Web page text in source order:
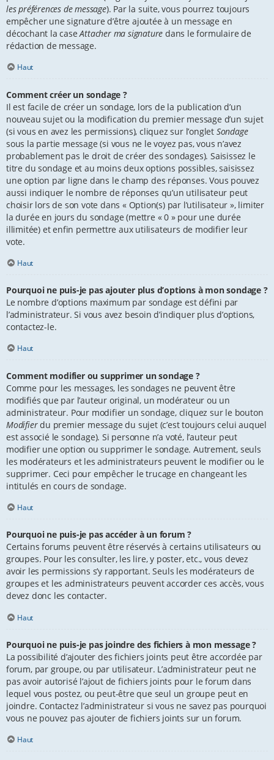
les préférences de message). Par la suite, vous pourrez toujours
empêcher une signature d’être ajoutée à un message en
décochant la caseAttacher ma signature dans le formulaire de
rédaction de message.
Haut
Comment créer un sondage ?
Il est facile de créer un sondage, lors de la publication d’un
nouveau sujet ou la modification du premier message d’un sujet
(si vous en avez les permissions), cliquez sur l’onglet Sondage
sous la partie message (si vous ne le voyez pas, vous n’avez
probablement pas le droit de créer des sondages). Saisissez le
titre du sondage et au moins deux options possibles, saisissez
une option par ligne dans le champ des réponses. Vous pouvez
aussi indiquer le nombre de réponses qu’un utilisateur peut
choisir lors de son vote dans « Option(s) par l’utilisateur », limiter
la durée en jours du sondage (mettre « 0 » pour une durée
illimitée) et enfin permettre aux utilisateurs de modifier leur
vote.
Haut
Pourquoi ne puis-je pas ajouter plus d’options à mon sondage ?
Le nombre d’options maximum par sondage est défini par
l’administrateur. Si vous avez besoin d’indiquer plus d’options,
contactez-le.
Haut
Comment modifier ou supprimer un sondage ?
Comme pour les messages, les sondages ne peuvent être
modifiés que par l’auteur original, un modérateur ou un
administrateur. Pour modifier un sondage, cliquez sur le bouton
Modifierdu premier message du sujet (c’est toujours celui auquel
est associé le sondage). Si personne n’a voté, l’auteur peut
modifier une option ou supprimer le sondage. Autrement, seuls
les modérateurs et les administrateurs peuvent le modifier ou le
supprimer. Ceci pour empêcher le trucage en changeant les
intitulés en cours de sondage.
Haut
Pourquoi ne puis-je pas accéder à un forum ?
Certains forums peuvent être réservés à certains utilisateurs ou
groupes. Pour les consulter, les lire, y poster, etc., vous devez
avoir les permissions s’y rapportant. Seuls les modérateurs de
groupes et les administrateurs peuvent accorder ces accès, vous
devez donc les contacter.
Haut
Pourquoi ne puis-je pas joindre des fichiers à mon message ?
La possibilité d’ajouter des fichiers joints peut être accordée par
forum, par groupe, ou par utilisateur. L’administrateur peut ne
pas avoir autorisé l’ajout de fichiers joints pour le forum dans
lequel vous postez, ou peut-être que seul un groupe peut en
joindre. Contactez l’administrateur si vous ne savez pas pourquoi
vous ne pouvez pas ajouter de fichiers joints sur un forum.
Haut